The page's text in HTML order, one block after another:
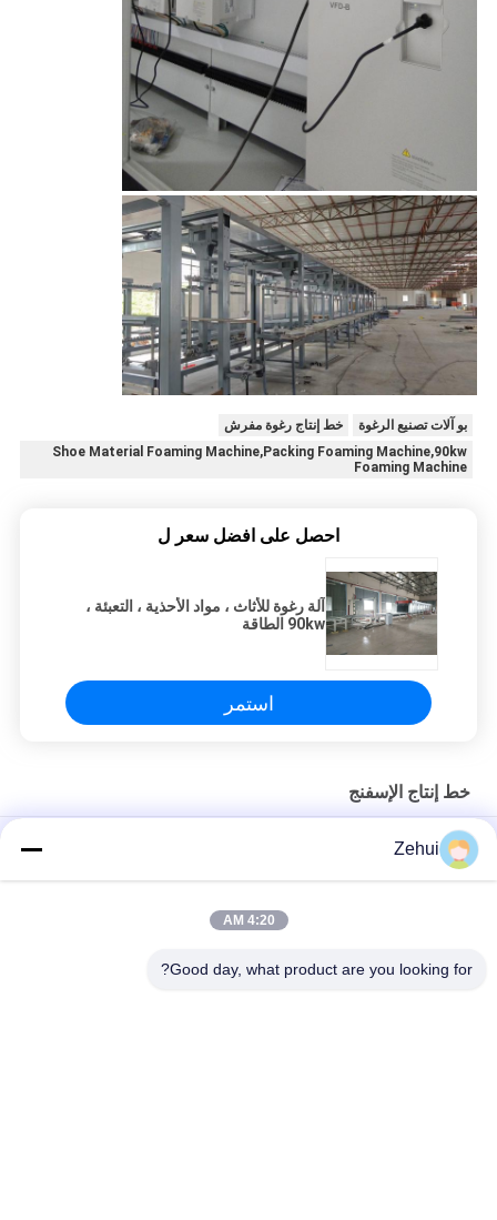
بو آلات تصنيع الرغوة
خط إنتاج رغوة مفرش
Shoe Material Foaming Machine,Packing Foaming Machine,90kw
Foaming Machine
احصل على افضل سعر ل
آلة رغوة للأثاث ، مواد الأحذية ، التعبئة ،
90kw الطاقة
استمر
خط إنتاج الإسفنج
آلة رغوة للأثاث ، مواد الأحذية ، التعبئة ، 90kw الطاقة
خط إنتاج أفقية مستمرة من مادة البولي يوريثين رغوة الإسفنج لأثاث
Zehui
4:20 AM
Good day, what product are you looking for?